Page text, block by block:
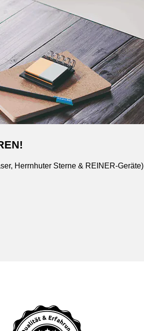
Herrnhuter Sterne & REINER-Geräte)